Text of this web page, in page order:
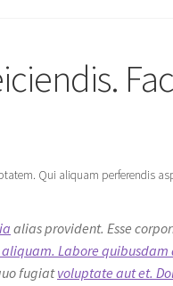
Qui aliquam perferendis
alias provident. Esse
Labore
fugiatvoluptate aut et.